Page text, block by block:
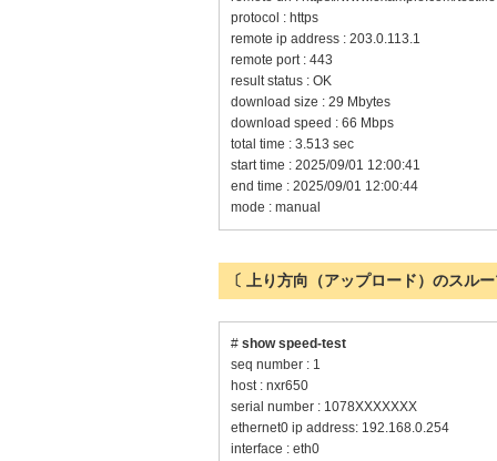
protocol : https
remote ip address : 203.0.113.1
remote port : 443
result status : OK
download size : 29 Mbytes
download speed : 66 Mbps
total time : 3.513 sec
start time : 2025/09/01 12:00:41
end time : 2025/09/01 12:00:44
mode : manual
〔 上り方向（アップロード）のスル
# show speed-test
seq number : 1
host : nxr650
serial number : 1078XXXXXXX
ethernet0 ip address: 192.168.0.254
interface : eth0